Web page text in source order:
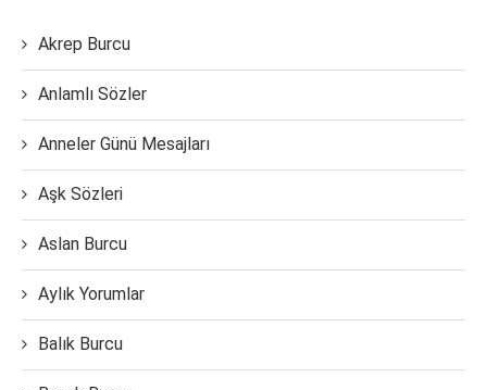
Akrep Burcu
Anlamlı Sözler
Anneler Günü Mesajları
Aşk Sözleri
Aslan Burcu
Aylık Yorumlar
Balık Burcu